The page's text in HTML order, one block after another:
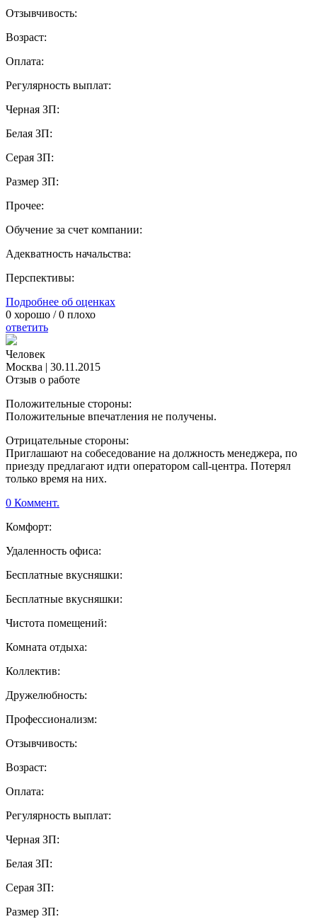
Отзывчивость:
Возраст:
Оплата:
Регулярность выплат:
Черная ЗП:
Белая ЗП:
Серая ЗП:
Размер ЗП:
Прочее:
Обучение за счет компании:
Адекватность начальства:
Перспективы:
Подробнее об оценках
0 хорошо /0 плохо
ответить
Человек
Москва | 30.11.2015
Отзыв о работе
Положительные стороны:
Положительные впечатления не получены.
Отрицательные стороны:
Приглашают на собеседование на должность менеджера, по
приезду предлагают идти оператором call-центра. Потерял
только время на них.
0 Коммент.
Комфорт:
Удаленность офиса:
Бесплатные вкусняшки:
Бесплатные вкусняшки:
Чистота помещений:
Комната отдыха:
Коллектив:
Дружелюбность:
Профессионализм:
Отзывчивость:
Возраст:
Оплата:
Регулярность выплат:
Черная ЗП:
Белая ЗП:
Серая ЗП:
Размер ЗП: